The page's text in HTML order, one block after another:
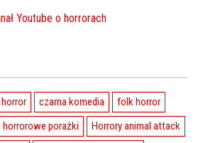
Youtube o horrorach
czarna komedia
folk horror
horrorowe porażki
Horrory animal attack